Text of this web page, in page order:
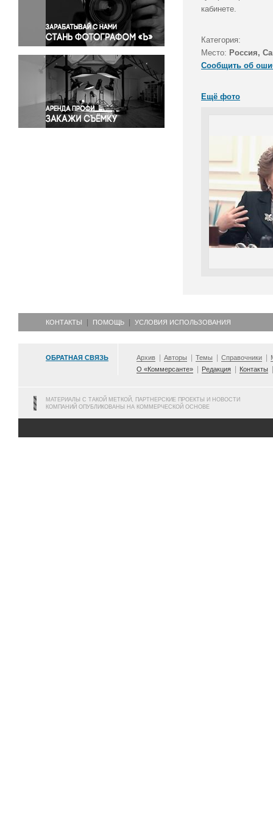
Правосудие
Происшествия и конфликты
Религия
Светская жизнь
Спорт
Экология
Экономика и бизнес
кабинете.
Категория:
Место: Россия,
Сообщить об
Ещё фото
КОНТАКТЫ ПОМОЩЬ УСЛОВИЯ ИСПОЛЬЗОВАНИЯ
ОБРАТНАЯ СВЯЗЬ Архив Авторы Темы Справочники
О «Коммерсанте»
Редакция Контакты
МАТЕРИАЛЫ С ТАКОЙ МЕТКОЙ, ПАРТНЕРСКИЕ ПРОЕКТЫ И НОВОСТИ
КОМПАНИЙ ОПУБЛИКОВАНЫ НА КОММЕРЧЕСКОЙ ОСНОВЕ